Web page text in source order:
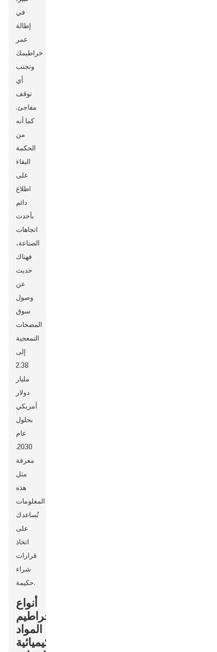
في
إطالة
عمر
خراطيمك
وتجنب
أي
توقف
مفاجئ.
كما أنه
من
الحكمة
البقاء
على
اطلاع
دائم
بأحدث
اتجاهات
الصناعة،
فهناك
حديث
عن
وصول
سوق
المضخات
التمعجية
إلى
2.38
مليار
دولار
أمريكي
بحلول
عام
2030.
معرفة
مثل
هذه
المعلومات
تُساعدك
على
اتخاذ
قرارات
شراء
حكيمة.
أنواع
خراطيم
المواد
الكيميائية